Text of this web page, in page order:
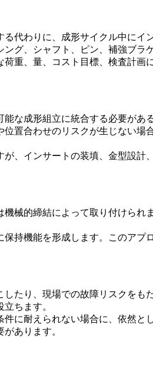
代わりに、成形サイクル中にイ
グ、シャフト、ピン、補強ブラ
重、量、コスト目標、検査計画
な成形組立に統合する必要があ
置合わせのリスクが生じない場
、インサートの装填、金型設計
械的締結によって取り付けられ
持機能を形成します。このアプ
たり、現場での故障リスクをも
ちます。
に耐えられない場合に、依然と
あります。